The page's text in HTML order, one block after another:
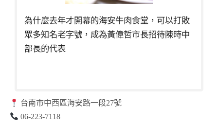
為什麼去年才開幕的海安牛肉食堂，可以打敗
眾多知名老字號，成為黃偉哲市長招待陳時中
部長的代表
台南市中西區海安路一段27號
06-223-7118